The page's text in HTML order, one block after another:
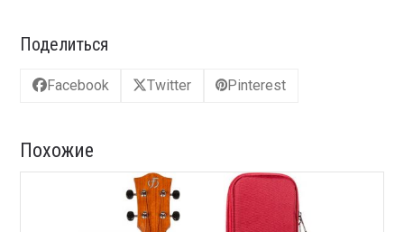
Поделиться
Facebook Twitter Pinterest
Похожие